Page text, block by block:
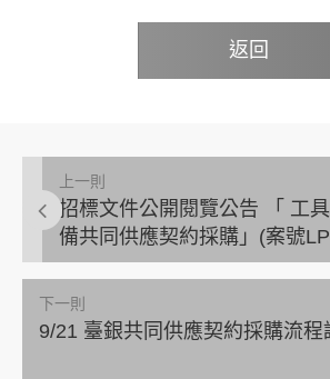
返回
上一則
招標文件公開閱覽公告 「 工
備共同供應契約採購」(案號
下一則
9/21 臺銀共同供應契約採購流程